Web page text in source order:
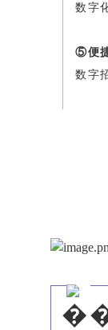
数字
⑤便
数字
��